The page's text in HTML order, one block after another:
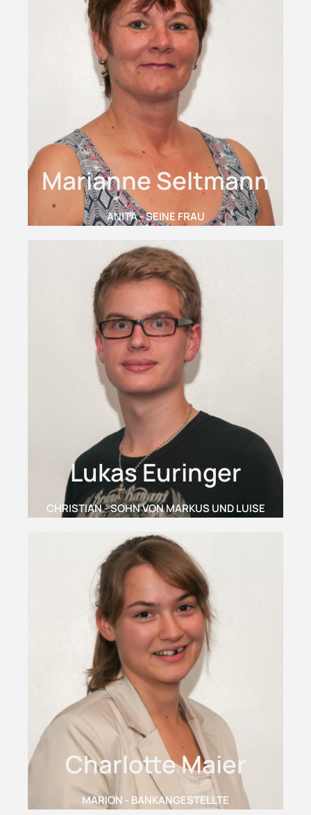
Marianne Seltmann
ANITA - SEINE FRAU
Lukas Euringer
CHRISTIAN - SOHN VON MARKUS UND LUISE
Charlotte Maier
MARION - BANKANGESTELLTE